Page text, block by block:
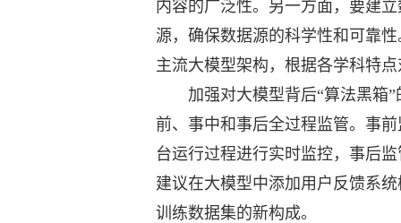
内容的广泛性。另一方面，要建
源，确保数据源的科学性和可靠
主流大模型架构，根据各学科特
加强对大模型背后“算法黑箱”
前、事中和事后全过程监管。事
台运行过程进行实时监控，事后
建议在大模型中添加用户反馈系
训练数据集的新构成。